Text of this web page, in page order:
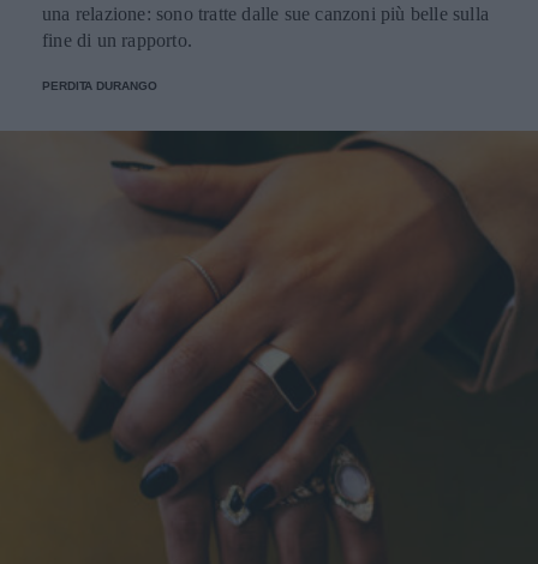
una relazione: sono tratte dalle sue canzoni più belle sulla
fine di un rapporto.
PERDITA DURANGO